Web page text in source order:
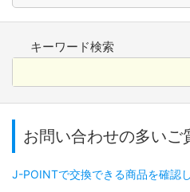
キーワード検索
お問い合わせの多いご
J-POINTで交換できる商品を確認し